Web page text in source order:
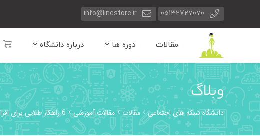
05132727070
info@linestore.ir
مقالات دوره ها درباره دانشگاه
وبلاگ
دانشگاه شبکه های اجتماعی مقالات مقالات آموزشی 6 راهکار طلایی برای افزایش فالوور در شبکه‌های اجتماعی داخلی